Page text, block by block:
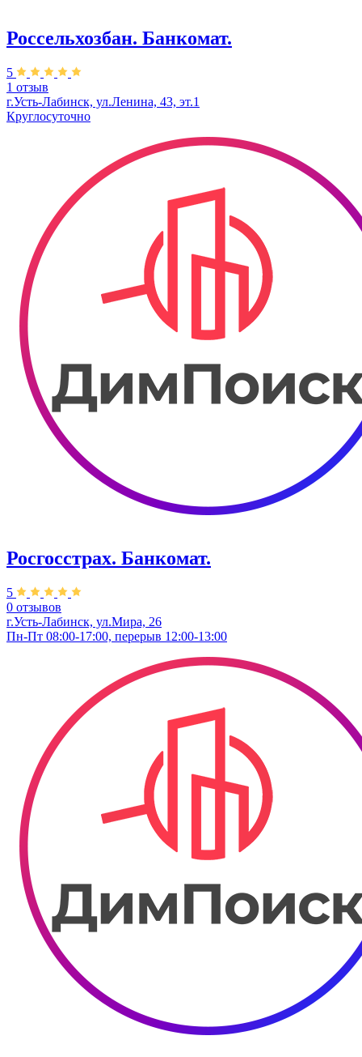
Россельхозбан. Банкомат.
5
1 отзыв
г.Усть-Лабинск, ул.​Ленина, 43, эт.1
Круглосуточно
Росгосстрах. Банкомат.
5
0 отзывов
г.Усть-Лабинск, ул.​Мира, 26​
Пн-Пт 08:00-17:00, перерыв 12:00-13:00